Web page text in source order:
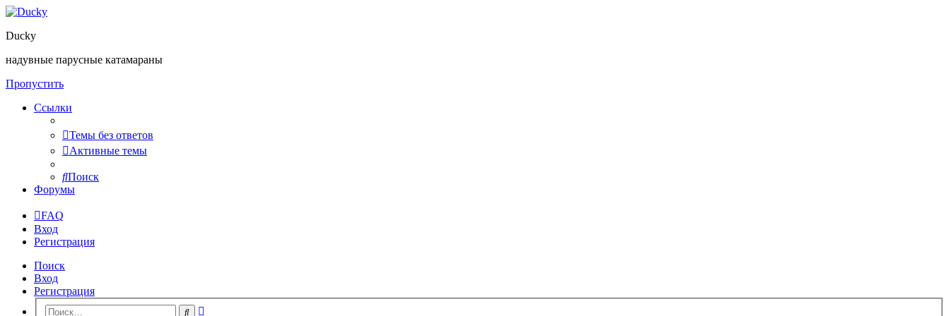
Ducky
надувные парусные катамараны
Пропустить
Ссылки
Темы без ответов
Активные темы
Поиск
Форумы
FAQ
Вход
Регистрация
Поиск
Вход
Регистрация
Поиск